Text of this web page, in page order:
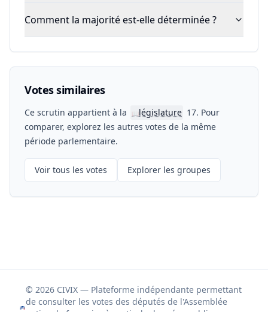
Comment la majorité est-elle déterminée ?
Votes similaires
Ce scrutin appartient à la 📖législature 17. Pour
comparer, explorez les autres votes de la même
période parlementaire.
Voir tous les votes Explorer les groupes
© 2026 CIVIX — Plateforme indépendante permettant
de consulter les votes des députés de l'Assemblée